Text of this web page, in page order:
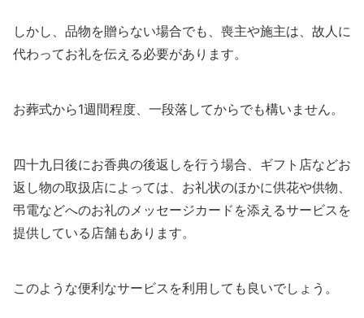
しかし、品物を贈らない場合でも、喪主や施主は、故人に
代わってお礼を伝える必要があります。
お葬式から1週間程度、一段落してからでも構いません。
四十九日後にお香典の後返しを行う場合、ギフト店などお
返し物の取扱店によっては、お礼状のほかに供花や供物、
弔電などへのお礼のメッセージカードを添えるサービスを
提供している店舗もあります。
このような便利なサービスを利用しても良いでしょう。